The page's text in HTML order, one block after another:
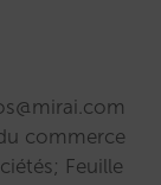
commerce
Feuille